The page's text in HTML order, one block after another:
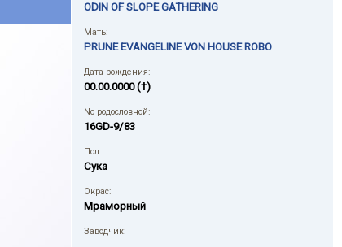
ODIN OF SLOPE GATHERING
Мать:
PRUNE EVANGELINE VON HOUSE ROBO
Дата рождения:
00.00.0000 (†)
No родословной:
16GD-9/83
Пол:
Сука
Окрас:
Мраморный
Заводчик: